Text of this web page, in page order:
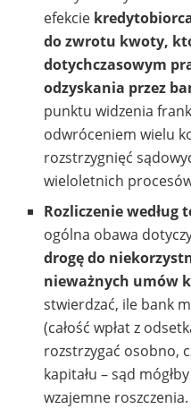
efekcie
do zwrotu kwoty,
dotychczasowym
odzyskania przez
punktu widzenia
odwróceniem wielu
rozstrzygnięć
wieloletnich
Rozliczenie według
ogólna obawa
drogę do
nieważnych umów
stwierdzać, ile bank
(całość wpłat z
rozstrzygać osobno,
kapitału – sąd
wzajemne